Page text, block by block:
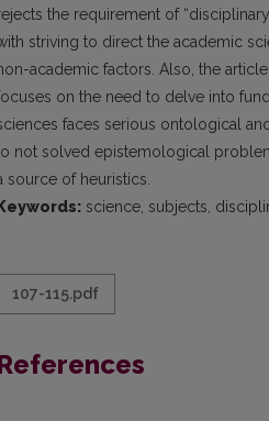
the requirement of
striving to direct the academic
academic factors. Also, the
on the need to delve into
faces serious ontological
not solved epistemological
source of heuristics.
Keywords: science, subjects,
107-115.pdf